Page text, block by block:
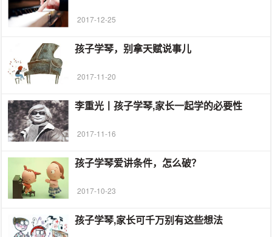
2017-12-25
孩子学琴，别拿天赋说事儿
2017-11-20
李重光丨孩子学琴,家长一起学的必要性
2017-11-16
孩子学琴爱讲条件，怎么破？
2017-10-23
孩子学琴,家长可千万别有这些想法